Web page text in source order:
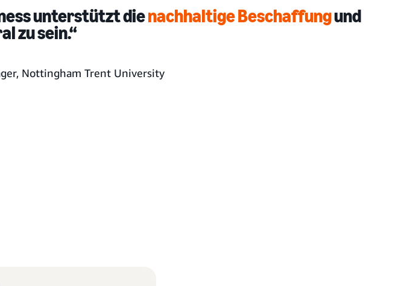
unterstützt dienachhaltige Beschaffungund
zu sein.“
Nottingham Trent University